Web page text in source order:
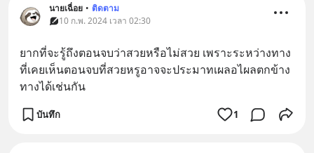
นายเฉื่อย • ติดตาม
10 ก.พ. 2024 เวลา 02:30
ยากที่จะรู้ถึงตอนจบว่าสวยหรือไม่สวย​ เพราะระหว่างทาง
ที่เคยเห็นตอนจบที่สวยหรูอาจจะประมาทเผลอไผลตกข้าง
ทางได้เช่นกัน
บันทึก 1